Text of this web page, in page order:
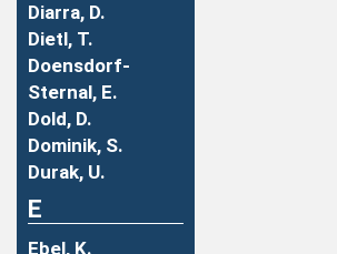
Diarra, D.
Dietl, T.
Doensdorf-
Sternal, E.
Dold, D.
Dominik, S.
Durak, U.
E
Ebel, K.